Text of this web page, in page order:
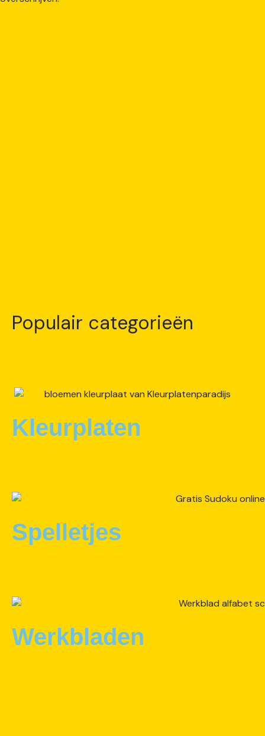
Populair categorieën
Kleurplaten
Spelletjes
Werkbladen